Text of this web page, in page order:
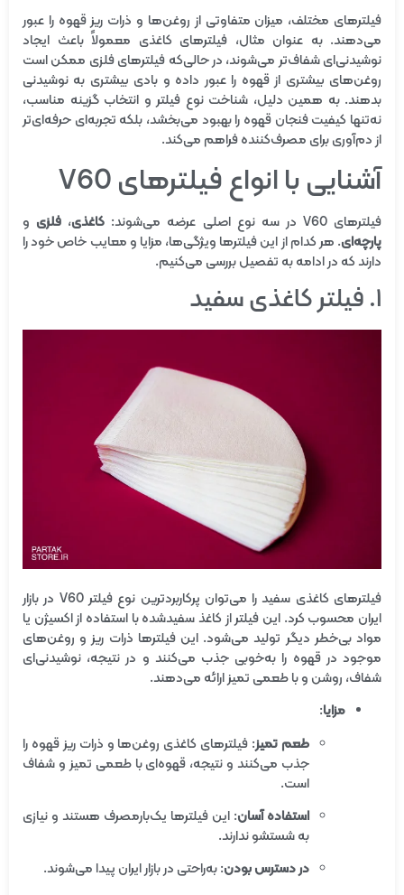
فیلترهای مختلف، میزان متفاوتی از روغن‌ها و ذرات ریز قهوه را عبور
می‌دهند. به عنوان مثال، فیلترهای کاغذی معمولاً باعث ایجاد
نوشیدنی‌ای شفاف‌تر می‌شوند، در حالی‌که فیلترهای فلزی ممکن است
روغن‌های بیشتری از قهوه را عبور داده و بادی بیشتری به نوشیدنی
بدهند. به همین دلیل، شناخت نوع فیلتر و انتخاب گزینه مناسب،
نه‌تنها کیفیت فنجان قهوه را بهبود می‌بخشد، بلکه تجربه‌ای حرفه‌ای‌تر
از دم‌آوری برای مصرف‌کننده فراهم می‌کند.
آشنایی با انواع فیلترهای V60
فیلترهای V60 در سه نوع اصلی عرضه می‌شوند: کاغذی، فلزی و
پارچه‌ای. هر کدام از این فیلترها ویژگی‌ها، مزایا و معایب خاص خود را
دارند که در ادامه به تفصیل بررسی می‌کنیم.
۱. فیلتر کاغذی سفید
فیلترهای کاغذی سفید را می‌توان پرکاربردترین نوع فیلتر V60 در بازار
ایران محسوب کرد. این فیلتر از کاغذ سفید‌شده با استفاده از اکسیژن یا
مواد بی‌خطر دیگر تولید می‌شود. این فیلترها ذرات ریز و روغن‌های
موجود در قهوه را به‌خوبی جذب می‌کنند و در نتیجه، نوشیدنی‌ای
شفاف، روشن و با طعمی تمیز ارائه می‌دهند.
مزایا:
طعم تمیز: فیلترهای کاغذی روغن‌ها و ذرات ریز قهوه را
جذب می‌کنند و نتیجه، قهوه‌ای با طعمی تمیز و شفاف
است.
استفاده آسان: این فیلترها یک‌بارمصرف هستند و نیازی
به شستشو ندارند.
در دسترس بودن: به‌راحتی در بازار ایران پیدا می‌شوند.